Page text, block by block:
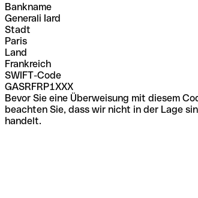
Bankname
Generali Iard
Stadt
Paris
Land
Frankreich
SWIFT-Code
GASRFRP1XXX
Bevor Sie eine Überweisung mit diesem
beachten Sie, dass wir nicht in der Lage
handelt.